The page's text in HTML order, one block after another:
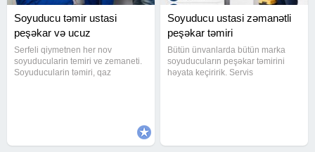
Soyuducu təmir ustasi
peşəkar və ucuz
Serfeli qiymetnen her nov
soyuducularin temiri ve zemaneti.
Soyuducularin təmiri, qaz
Soyuducu ustasi zəmanətli
peşəkar təmiri
Bütün ünvanlarda bütün marka
soyuducuların peşəkar təmirini
həyata keçiririk. Servis